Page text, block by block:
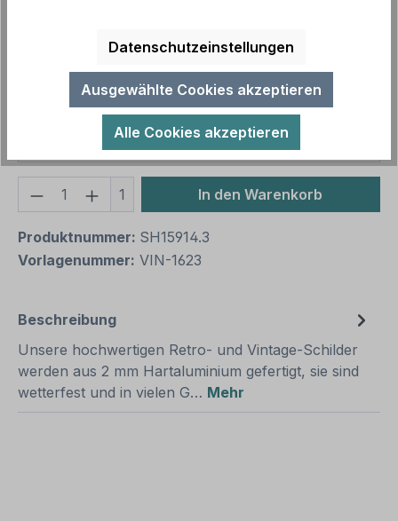
Gesamtpreis
71,28 €
Preise inkl. MwSt. zzgl. Versandkosten
Aufgrund von Neuberechnungen im Warenkorb sind
abweichende Endpreise möglich.
Produkt Anzahl: Gib den
1 In den Warenkorb
Produktnummer: SH15914.3
Vorlagenummer: VIN-1623
Beschreibung
Unsere hochwertigen Retro- und Vintage-Schilder
werden aus 2 mm Hartaluminium gefertigt, sie sind
wetterfest und in vielen G… Mehr
Datenschutzeinstellungen
Ausgewählte Cookies akzeptieren
Alle Cookies akzeptieren